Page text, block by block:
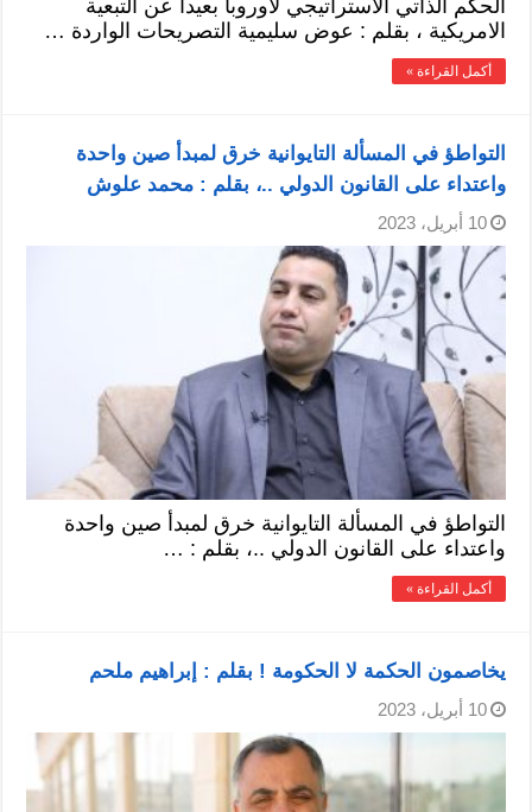
الحكم الذاتي الاستراتيجي لأوروبا بعيداً عن التبعية
الامريكية ، بقلم : عوض سليمية التصريحات الواردة …
أكمل القراءة »
التواطؤ في المسألة التايوانية خرق لمبدأ صين واحدة
واعتداء على القانون الدولي ..، بقلم : محمد علوش
10 أبريل، 2023
التواطؤ في المسألة التايوانية خرق لمبدأ صين واحدة
واعتداء على القانون الدولي ..، بقلم : …
أكمل القراءة »
يخاصمون الحكمة لا الحكومة ! بقلم : إبراهيم ملحم
10 أبريل، 2023